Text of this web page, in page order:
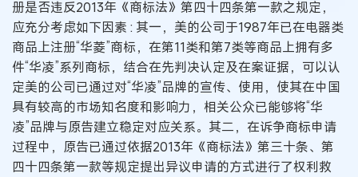
册是否违反2013年《商标法》第四十四条第一款之规定，
应充分考虑如下因素 : 其一，美的公司于1987年已在电器类
商品上注册“华菱”商标，在第11类和第7类等商品上拥有多
件“华凌”系列商标，结合在先判决认定及在案证据，可以认
定美的公司已通过对“华凌”品牌的宣传、使用，使其在中国
具有较高的市场知名度和影响力，相关公众已能够将“华
凌”品牌与原告建立稳定对应关系。其二，在诉争商标申请
过程中，原告已通过依据2013年《商标法》第三十条、第
四十四条第一款等规定提出异议申请的方式进行了权利救